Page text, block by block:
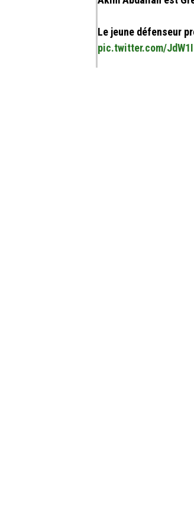
Le jeune défenseur
pic.twitter.com/